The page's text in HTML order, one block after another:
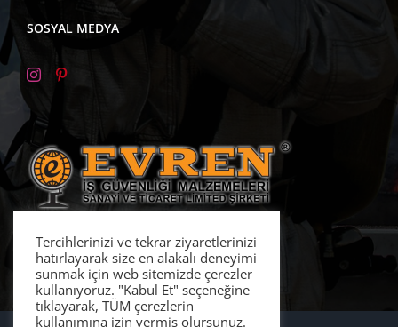
SOSYAL MEDYA
Tercihlerinizi ve tekrar ziyaretlerinizi
hatırlayarak size en alakalı deneyimi
sunmak için web sitemizde çerezler
kullanıyoruz. "Kabul Et" seçeneğine
tıklayarak, TÜM çerezlerin
kullanımına izin vermiş olursunuz.